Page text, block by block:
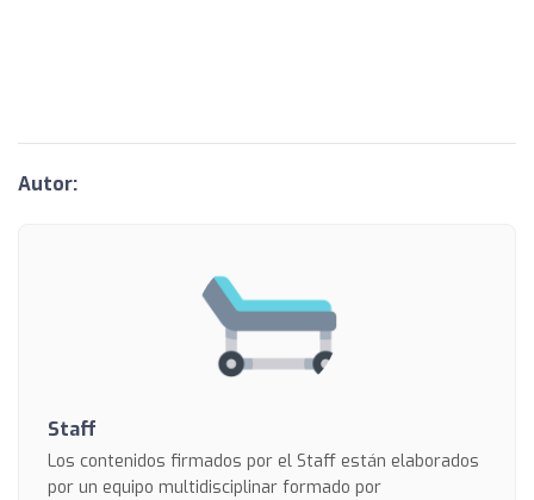
Autor:
Staff
Los contenidos firmados por el Staff están elaborados
por un equipo multidisciplinar formado por